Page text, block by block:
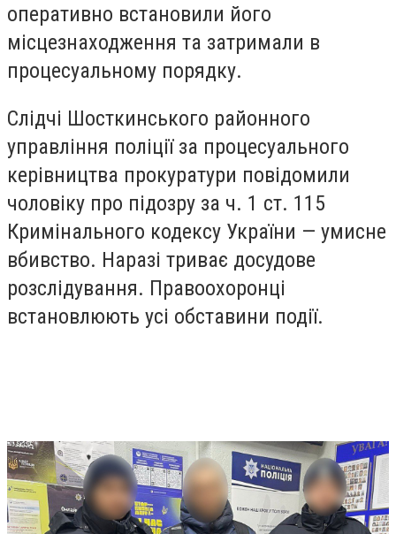
оперативно встановили його
місцезнаходження та затримали в
процесуальному порядку.
Слідчі Шосткинського районного
управління поліції за процесуального
керівництва прокуратури повідомили
чоловіку про підозру за ч. 1 ст. 115
Кримінального кодексу України — умисне
вбивство. Наразі триває досудове
розслідування. Правоохоронці
встановлюють усі обставини події.